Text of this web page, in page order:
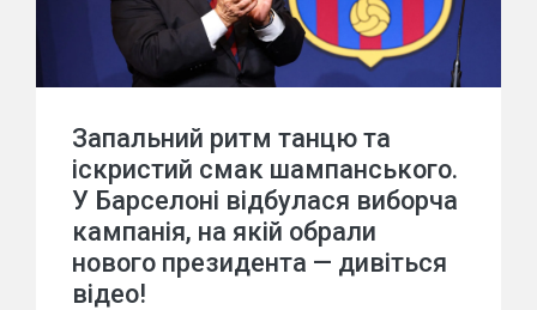
Запальний ритм танцю та
іскристий смак шампанського.
У Барселоні відбулася виборча
кампанія, на якій обрали
нового президента — дивіться
відео!